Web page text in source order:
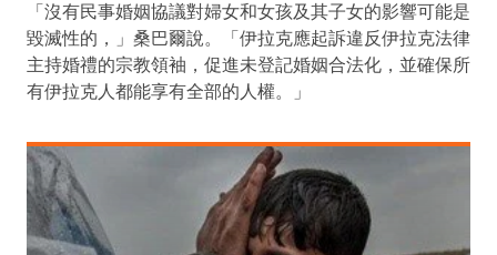
「沒有民事婚姻協議對婦女和女孩及其子女的影響可能是
毀滅性的，」桑巴爾說。「伊拉克應起訴違反伊拉克法律
主持婚禮的宗教領袖，促進未登記婚姻合法化，並確保所
有伊拉克人都能享有全部的人權。」